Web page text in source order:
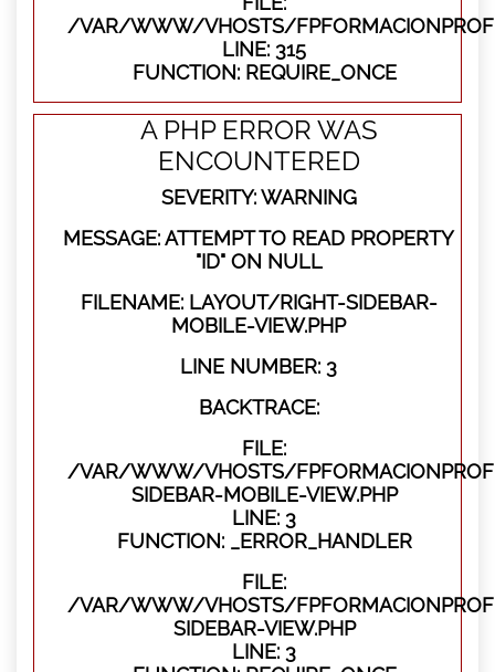
/VAR/WWW/VHOSTS/
LINE: 315
FUNCTION: REQUIRE_ONCE
A PHP ERROR WAS
ENCOUNTERED
SEVERITY: WARNING
MESSAGE: ATTEMPT TO READ PROPERTY
"ID" ON NULL
FILENAME: LAYOUT/RIGHT-SIDEBAR-
MOBILE-VIEW.PHP
LINE NUMBER: 3
BACKTRACE:
FILE:
/VAR/WWW/VHOSTS/
SIDEBAR-MOBILE-VIEW.PHP
LINE: 3
FUNCTION: _ERROR_HANDLER
FILE:
/VAR/WWW/VHOSTS/
SIDEBAR-VIEW.PHP
LINE: 3